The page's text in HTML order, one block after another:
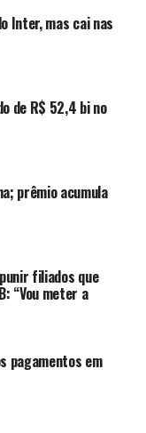
prematuridade
mortes por
Inter, mas cai nas
de R$ 52,4 bi no
prêmio acumula
filiados que
“Vou meter a
pagamentos em